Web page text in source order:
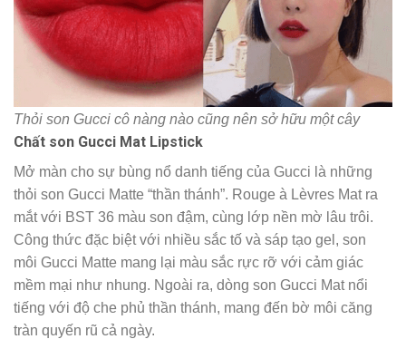
Thỏi son Gucci cô nàng nào cũng nên sở hữu một cây
Chất son Gucci Mat Lipstick
Mở màn cho sự bùng nổ danh tiếng của Gucci là những
thỏi son Gucci Matte “thần thánh”. Rouge à Lèvres Mat ra
mắt với BST 36 màu son đậm, cùng lớp nền mờ lâu trôi.
Công thức đặc biệt với nhiều sắc tố và sáp tạo gel, son
môi Gucci Matte mang lại màu sắc rực rỡ với cảm giác
mềm mại như nhung. Ngoài ra, dòng son Gucci Mat nổi
tiếng với độ che phủ thần thánh, mang đến bờ môi căng
tràn quyến rũ cả ngày.